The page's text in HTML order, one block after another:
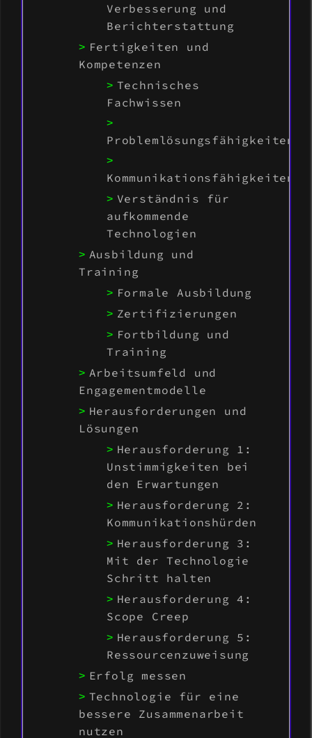
Verbesserung und
Berichterstattung
Fertigkeiten und
Kompetenzen
Technisches
Fachwissen
Problemlösungsfähigkeiten
Kommunikationsfähigkeiten
Verständnis für
aufkommende
Technologien
Ausbildung und
Training
Formale Ausbildung
Zertifizierungen
Fortbildung und
Training
Arbeitsumfeld und
Engagementmodelle
Herausforderungen und
Lösungen
Herausforderung 1:
Unstimmigkeiten bei
den Erwartungen
Herausforderung 2:
Kommunikationshürden
Herausforderung 3:
Mit der Technologie
Schritt halten
Herausforderung 4:
Scope Creep
Herausforderung 5:
Ressourcenzuweisung
Erfolg messen
Technologie für eine
bessere Zusammenarbeit
nutzen